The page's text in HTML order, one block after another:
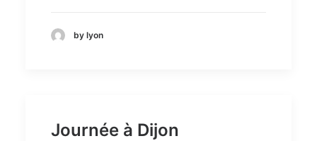
by lyon
Journée à Dijon